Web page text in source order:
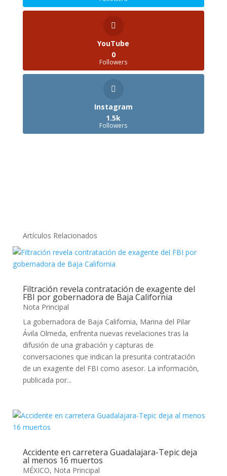
YouTube
0
Followers
Instagram
1.5k
Followers
Artículos Relacionados
Filtración revela contratación de exagente del
FBI por gobernadora de Baja California
Nota Principal
La gobernadora de Baja California, Marina del Pilar
Ávila Olmeda, enfrenta nuevas revelaciones tras la
difusión de una grabación y capturas de
conversaciones que indican la presunta contratación
de un exagente del FBI como asesor. La información,
publicada por...
Accidente en carretera Guadalajara-Tepic deja
al menos 16 muertos
MÉXICO, Nota Principal